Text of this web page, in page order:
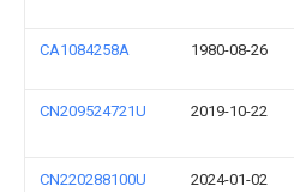
CA1084258A 1980-08-26
CN209524721U 2019-10-22
CN220288100U 2024-01-02